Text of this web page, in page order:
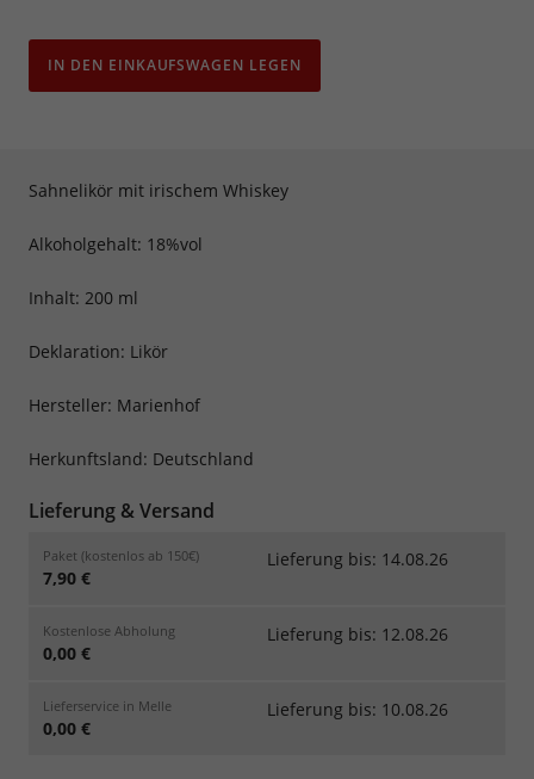
IN DEN EINKAUFSWAGEN LEGEN
Sahnelikör mit irischem Whiskey
Alkoholgehalt: 18%vol
Inhalt: 200 ml
Deklaration: Likör
Hersteller: Marienhof
Herkunftsland: Deutschland
Lieferung & Versand
Paket (kostenlos ab 150€)
7,90 €
Lieferung bis: 14.08.26
Kostenlose Abholung
0,00 €
Lieferung bis: 12.08.26
Lieferservice in Melle
0,00 €
Lieferung bis: 10.08.26